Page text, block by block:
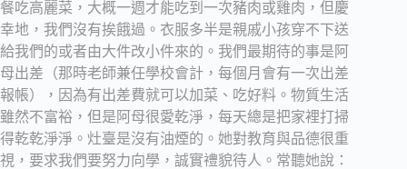
餐吃高麗菜，大概一週才能吃到一次豬肉或雞肉，但慶
幸地，我們沒有挨餓過。衣服多半是親戚小孩穿不下送
給我們的或者由大件改小件來的。我們最期待的事是阿
母出差（那時老師兼任學校會計，每個月會有一次出差
報帳），因為有出差費就可以加菜、吃好料。物質生活
雖然不富裕，但是阿母很愛乾淨，每天總是把家裡打掃
得乾乾淨淨。灶臺是沒有油煙的。她對教育與品德很重
視，要求我們要努力向學，誠實禮貌待人。常聽她說：